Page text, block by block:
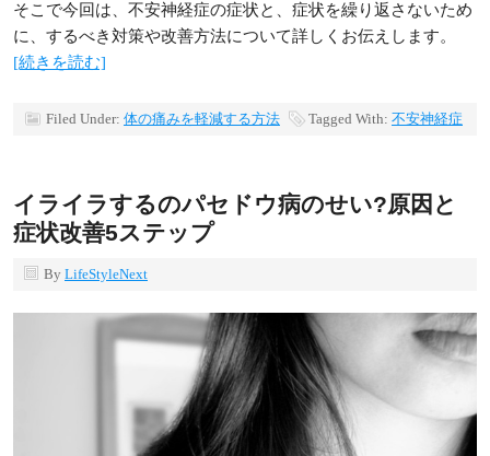
そこで今回は、不安神経症の症状と、症状を繰り返さないため
に、するべき対策や改善方法について詳しくお伝えします。
[続きを読む]
Filed Under: 体の痛みを軽減する方法 Tagged With: 不安神経症
イライラするのパセドウ病のせい?原因と
症状改善5ステップ
By LifeStyleNext